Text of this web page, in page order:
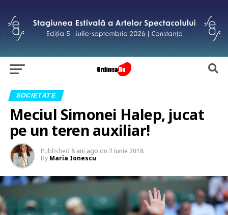
SOCIETATE
Meciul Simonei Halep, jucat
pe un teren auxiliar!
Published 8 ani ago on 2 iunie 2018
By Maria Ionescu